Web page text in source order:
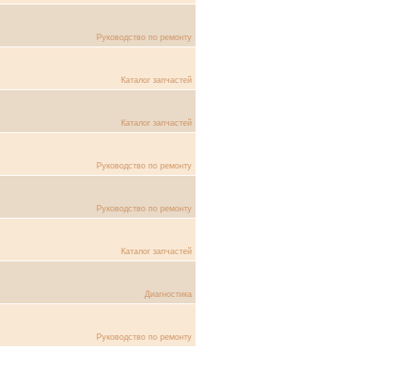
Руководство по ремонту
Каталог запчастей
Каталог запчастей
Руководство по ремонту
Руководство по ремонту
Каталог запчастей
Диагностика
Руководство по ремонту